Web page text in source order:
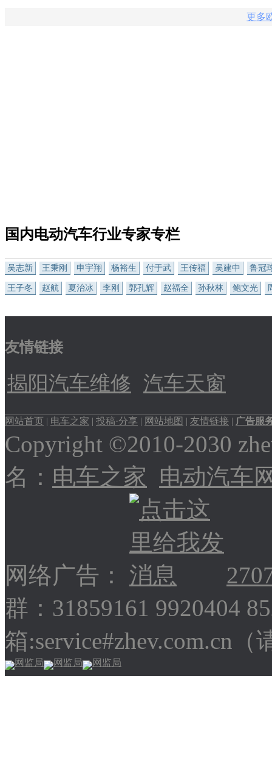
更多
国内电动汽车行业专家专栏
吴志新 王秉刚 申宇翔 杨裕生 付于武 王传福 吴建中 鲁冠
王子冬 赵航 夏治冰 李刚 郭孔辉 赵福全 孙秋林 鲍文光
友情链接
揭阳汽车维修 汽车天窗
网站首页 | 电车之家 | 投稿·分享 | 网站地图 | 友情链接 | 广告服
Copyright ©2010-2030
名： 电车之家 电动汽车
网络广告：
群：31859161 9920404
箱:service#zhev.com.cn